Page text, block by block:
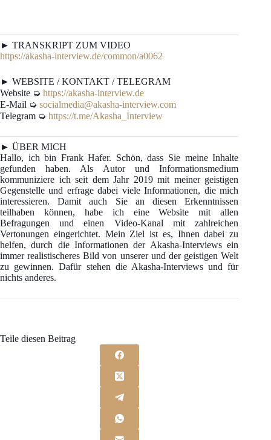
► TRANSKRIPT ZUM VIDEO
https://akasha-interview.de/common/a0062
► WEBSITE / KONTAKT / TELEGRAM
Website ➭ https://akasha-interview.de
E-Mail ➭ socialmedia@akasha-interview.com
Telegram ➭ https://t.me/Akasha_Interview
► ÜBER MICH
Hallo, ich bin Frank Hafer. Schön, dass Sie meine Inhalte
gefunden haben. Als Autor und Informationsmedium
kommuniziere ich seit dem Jahr 2019 mit meiner geistigen
Gegenstelle und erfrage dabei viele Informationen, die mich
interessieren. Damit auch Sie an diesen Erkenntnissen
teilhaben können, habe ich eine Website mit allen
Befragungen und einen Video-Kanal mit zahlreichen
Vertonungen eingerichtet. Mein Ziel ist es, Ihnen dabei zu
helfen, durch die Informationen der Akasha-Interviews ein
immer realistischeres Bild von unserer und der geistigen Welt
zu gewinnen. Dafür stehen die Akasha-Interviews und für
nichts anderes.
Teile diesen Beitrag